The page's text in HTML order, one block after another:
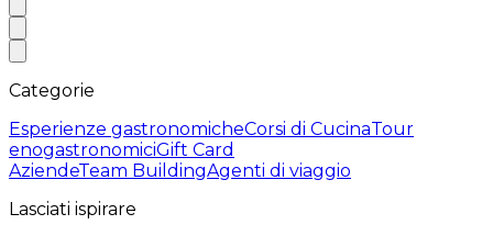
Categorie
Esperienze gastronomicheCorsi di CucinaTour
enogastronomiciGift Card
AziendeTeam BuildingAgenti di viaggio
Lasciati ispirare